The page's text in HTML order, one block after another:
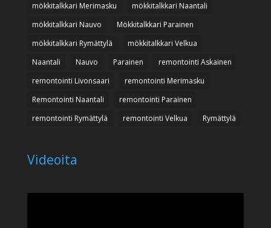
mökkitalkkari Merimasku
mökkitalkkari Naantali
mökkitalkkari Nauvo
Mökkitalkkari Parainen
mökkitalkkari Rymättylä
mökkitalkkari Velkua
Naantali
Nauvo Parainen
remontointi Askainen
remontointi Livonsaari
remontointi Merimasku
Remontointi Naantali
remontointi Parainen
remontointi Rymättylä
remontointi Velkua Rymättylä
Videoita